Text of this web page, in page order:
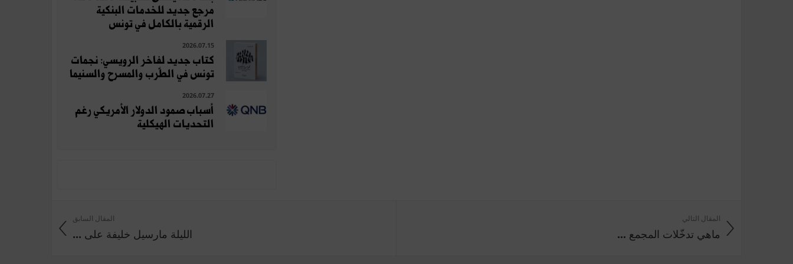
مرجع جديد للخدمات البنكية
الرقمية بالكامل في تونس
2026.07.15
كتاب جديد لفاخر الرويسي: نجمات
تونس في الطّرب والمسرح والسنيما
2026.07.27
أسباب صمود الدولار الأمريكي رغم
التحديات الهيكلية
المقال السابق
الليلة مارسيل خليفة على ...
المقال التالي
ماهي تدخّلات المجمع ...